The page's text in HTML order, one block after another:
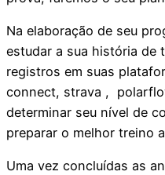
Na elaboração de seu
estudar a sua história de
registros em suas
connect, strava ,
determinar seu nível de
preparar o melhor treino
Uma vez concluídas as